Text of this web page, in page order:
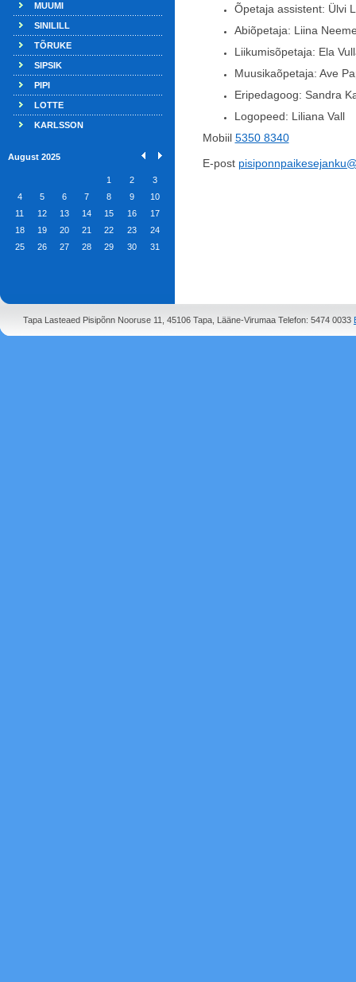
MUUMI
SINILILL
TÕRUKE
SIPSIK
PIPI
LOTTE
KARLSSON
August 2025
1 2
3
4
5 6 7 8 9
10
11
12 13 14 15 16
17
18
19 20 21 22 23
24
25
26 27 28 29 30 31
Õpetaja assistent: Ülvi
Abiõpetaja: Liina
Liikumisõpetaja: Ela
Muusikaõpetaja: Ave
Eripedagoog: Sandra
Logopeed: Liliana Vall
Mobiil 5350 8340
E-post
Tapa Lasteaed Pisipõnn Nooruse 11, 45106 Tapa, Lääne-Virumaa Telefon: 5474 0033